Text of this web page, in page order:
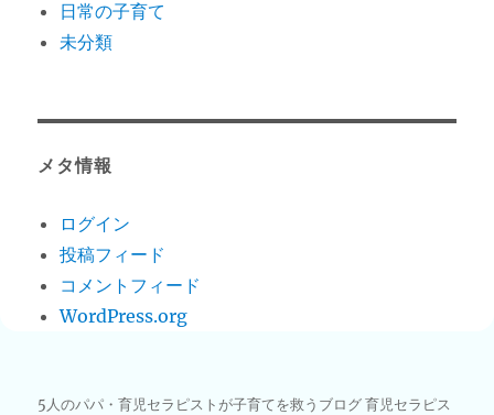
日常の子育て
未分類
メタ情報
ログイン
投稿フィード
コメントフィード
WordPress.org
5人のパパ・育児セラピストが子育てを救うブログ 育児セラピス